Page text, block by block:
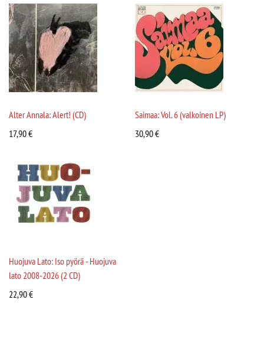
Alter Annala: Alert! (CD)
17,90€
Saimaa: Vol. 6 (valkoinen LP)
30,90€
Huojuva Lato: Iso pyörä - Huojuva
lato 2008-2026 (2 CD)
22,90€